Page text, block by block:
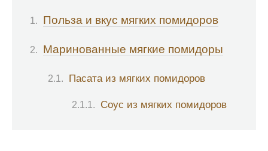
Польза и вкус мягких помидоров
Маринованные мягкие помидоры
Пасата из мягких помидоров
Соус из мягких помидоров